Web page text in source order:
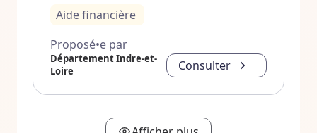
Aide financière
Proposé•e par
Département Indre-et-
Loire
Consulter